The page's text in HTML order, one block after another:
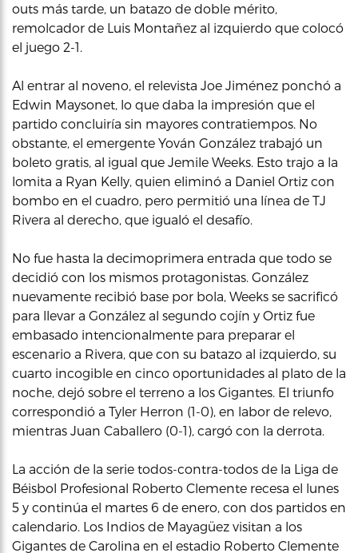
outs más tarde, un batazo de doble mérito,
remolcador de Luis Montañez al izquierdo que colocó
el juego 2-1.
Al entrar al noveno, el relevista Joe Jiménez ponchó a
Edwin Maysonet, lo que daba la impresión que el
partido concluiría sin mayores contratiempos. No
obstante, el emergente Yován González trabajó un
boleto gratis, al igual que Jemile Weeks. Esto trajo a la
lomita a Ryan Kelly, quien eliminó a Daniel Ortiz con
bombo en el cuadro, pero permitió una línea de TJ
Rivera al derecho, que igualó el desafío.
No fue hasta la decimoprimera entrada que todo se
decidió con los mismos protagonistas. González
nuevamente recibió base por bola, Weeks se sacrificó
para llevar a González al segundo cojín y Ortiz fue
embasado intencionalmente para preparar el
escenario a Rivera, que con su batazo al izquierdo, su
cuarto incogible en cinco oportunidades al plato de la
noche, dejó sobre el terreno a los Gigantes. El triunfo
correspondió a Tyler Herron (1-0), en labor de relevo,
mientras Juan Caballero (0-1), cargó con la derrota.
La acción de la serie todos-contra-todos de la Liga de
Béisbol Profesional Roberto Clemente recesa el lunes
5 y continúa el martes 6 de enero, con dos partidos en
calendario. Los Indios de Mayagüez visitan a los
Gigantes de Carolina en el estadio Roberto Clemente